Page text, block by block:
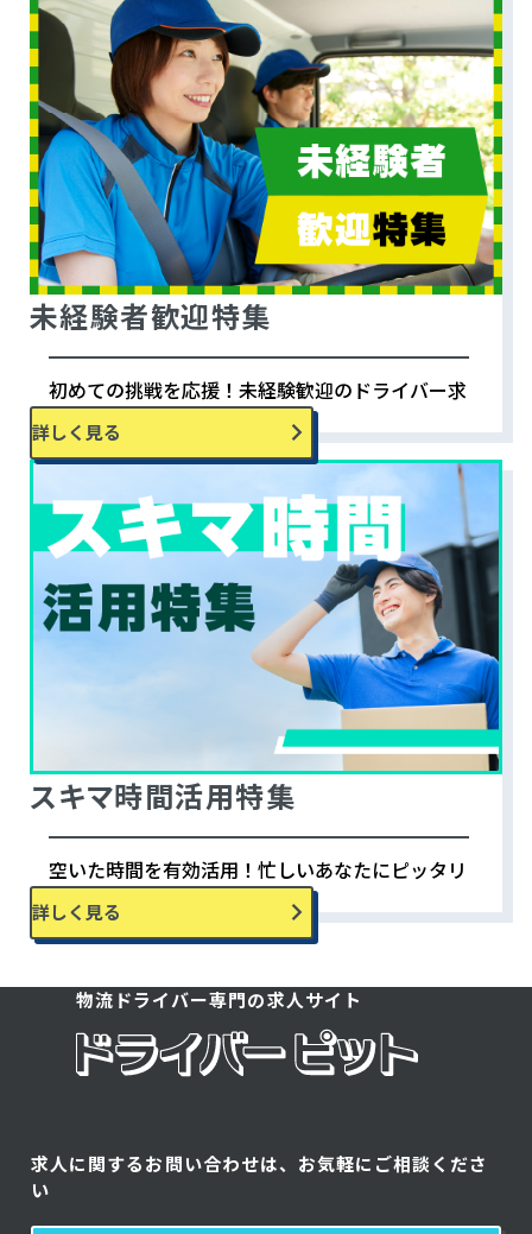
未経験者歓迎特集
初めての挑戦を応援！未経験歓迎のドライバー求
人特集。
詳しく見る
スキマ時間活用特集
空いた時間を有効活用！忙しいあなたにピッタリ
の求人特集です。
詳しく見る
物流ドライバー専門の求人サイト
求人に関するお問い合わせは、お気軽にご相談くださ
い